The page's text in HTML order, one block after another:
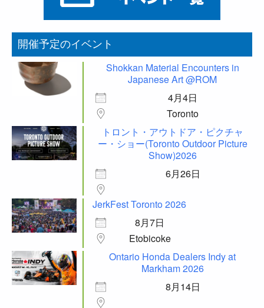
開催予定のイベント
Shokkan Material Encounters in
Japanese Art @ROM
4月4日
Toronto
トロント・アウトドア・ピクチャ
ー・ショー(Toronto Outdoor Picture
Show)2026
6月26日
JerkFest Toronto 2026
8月7日
Etobicoke
Ontario Honda Dealers Indy at
Markham 2026
8月14日